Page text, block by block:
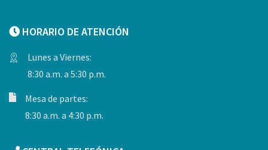
HORARIO DE ATENCIÓN
Lunes a Viernes:
8:30 a.m. a 5:30 p.m.
Mesa de partes:
8:30 a.m. a 4:30 p.m.